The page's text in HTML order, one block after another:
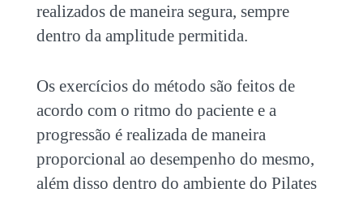
realizados de maneira segura, sempre
dentro da amplitude permitida.
Os exercícios do método são feitos de
acordo com o ritmo do paciente e a
progressão é realizada de maneira
proporcional ao desempenho do mesmo,
além disso dentro do ambiente do Pilates